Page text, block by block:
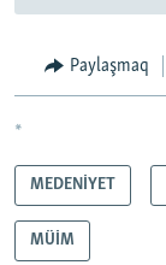
Paylaşmaq
*
MEDENİYET
MÜİM